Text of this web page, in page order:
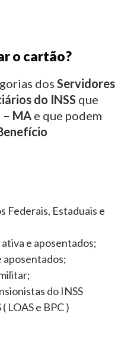
o cartão?
dos Servidores
do INSS que
– MA e que podem
Federais, Estaduais e
e aposentados;
aposentados;
do INSS
LOAS e BPC )